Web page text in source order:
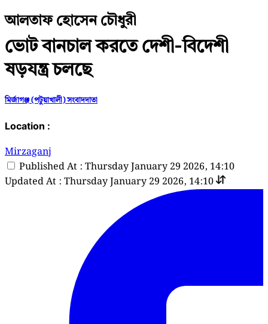
আলতাফ হোসেন চৌধুরী
ভোট বানচাল করতে দেশী-বিদেশী
ষড়যন্ত্র চলছে
মির্জাগঞ্জ (পটুয়াখালী) সংবাদদাতা
Location :
Mirzaganj
Published At : Thursday January 29 2026, 14:10
Updated At : Thursday January 29 2026, 14:10